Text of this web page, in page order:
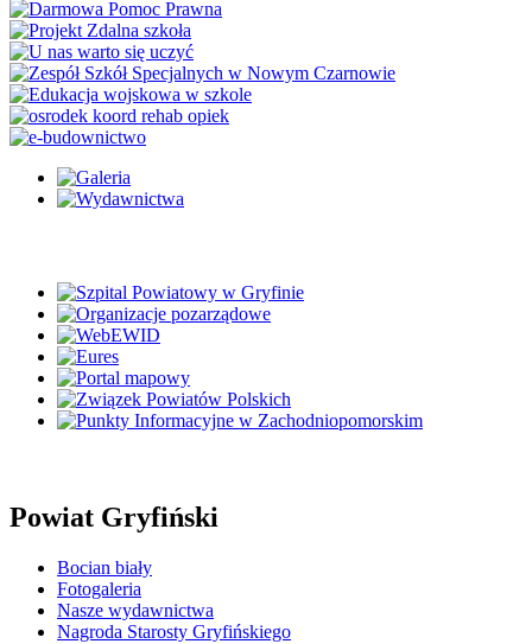
Powiat Gryfiński
Bocian biały
Fotogaleria
Nasze wydawnictwa
Nagroda Starosty Gryfińskiego